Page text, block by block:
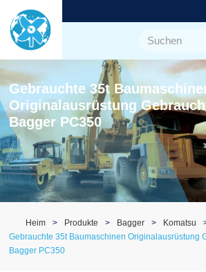
Gebrauchte 35t
Originalausrüstung
Bagger PC350
Heim Produkte Bagger
Komatsu
Gebrauchte 35t Baumaschinen Originalausrüstung
Bagger PC350